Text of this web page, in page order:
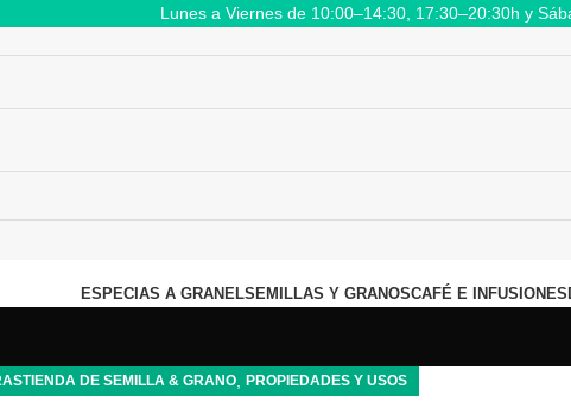
Lunes a Viernes de 10:00–14:30, 17:30–20:30h y
ESPECIAS A GRANELSEMILLAS Y GRANOSCAFÉ E INFUSIONES
DE SEMILLA & GRANO PROPIEDADES Y USOS